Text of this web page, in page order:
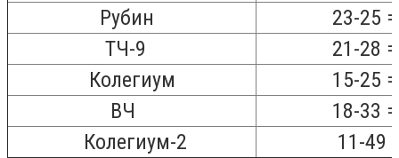
Рубин
23-25 =
ТЧ-9
21-28 =
Колегиум
15-25 =
ВЧ
18-33 =
Колегиум-2
11-49 =